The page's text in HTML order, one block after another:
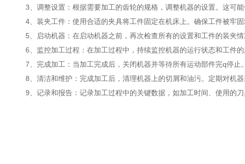
3、调整设置：根据需要加工的齿轮的规格，调整机器的设置。这可能
4、装夹工件：使用合适的夹具将工件固定在机床上。确保工件被牢固
5、启动机器：在启动机器之前，再次检查所有的设置和工件的装夹情
6、监控加工过程：在加工过程中，持续监控机器的运行状态和工件的
7、完成加工：当加工完成后，关闭机器并等待所有运动部件完q停止
8、清洁和维护：完成加工后，清理机器上的切屑和油污。定期对机器
9、记录和报告：记录加工过程中的关键数据，如加工时间、使用的刀